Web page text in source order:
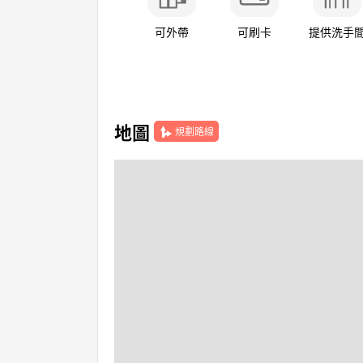
可外帶 可刷卡 提供洗手
地圖 規劃路線